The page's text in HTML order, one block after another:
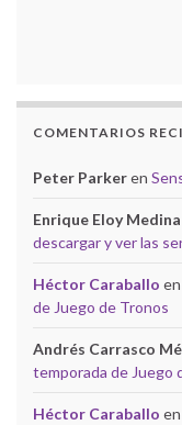
COMENTARIOS
Peter Parkeren
Enrique Eloy
descargar y ver las
Héctor Caraballo en
de Juego de Tronos
Andrés Carrasco
temporada de Juego
Héctor Caraballo en